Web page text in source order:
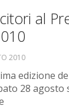
al
2010
edizione
28